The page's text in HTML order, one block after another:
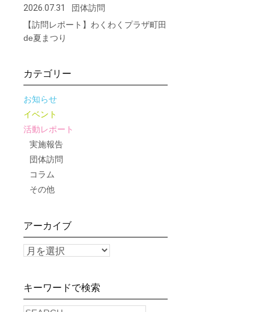
2026.07.31
団体訪問
【訪問レポート】わくわくプラザ町田
de夏まつり
カテゴリー
お知らせ
イベント
活動レポート
実施報告
団体訪問
コラム
その他
アーカイブ
キーワードで検索